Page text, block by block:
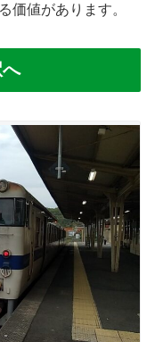
価値があります。